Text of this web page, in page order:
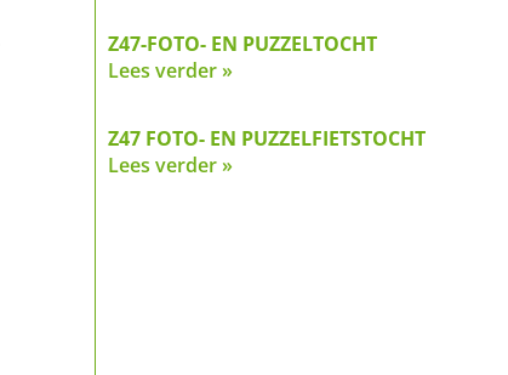
Z47-FOTO- EN PUZZELTOCHT
Lees verder »
Z47 FOTO- EN PUZZELFIETSTOCHT
Lees verder »